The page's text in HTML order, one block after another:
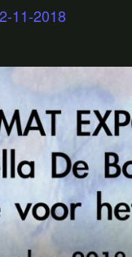
11-2018